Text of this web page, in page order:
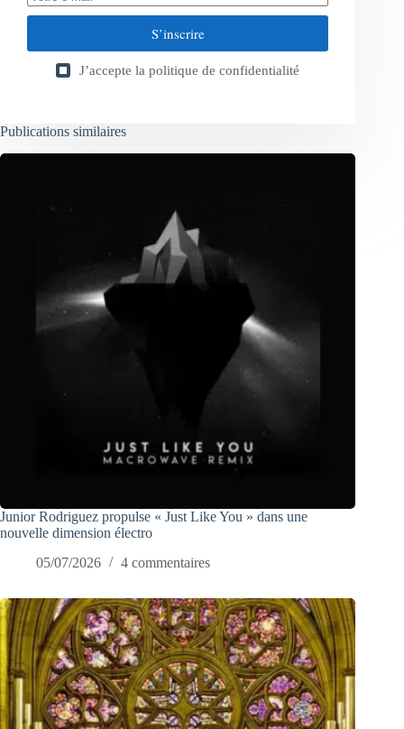
S’inscrire
J’accepte la politique de confidentialité
Publications similaires
Junior Rodriguez propulse « Just Like You » dans une
nouvelle dimension électro
05/07/2026
4 commentaires